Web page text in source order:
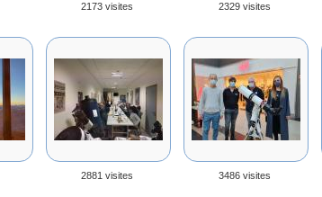
2173 visites 2329 visites
2881 visites 3486 visites